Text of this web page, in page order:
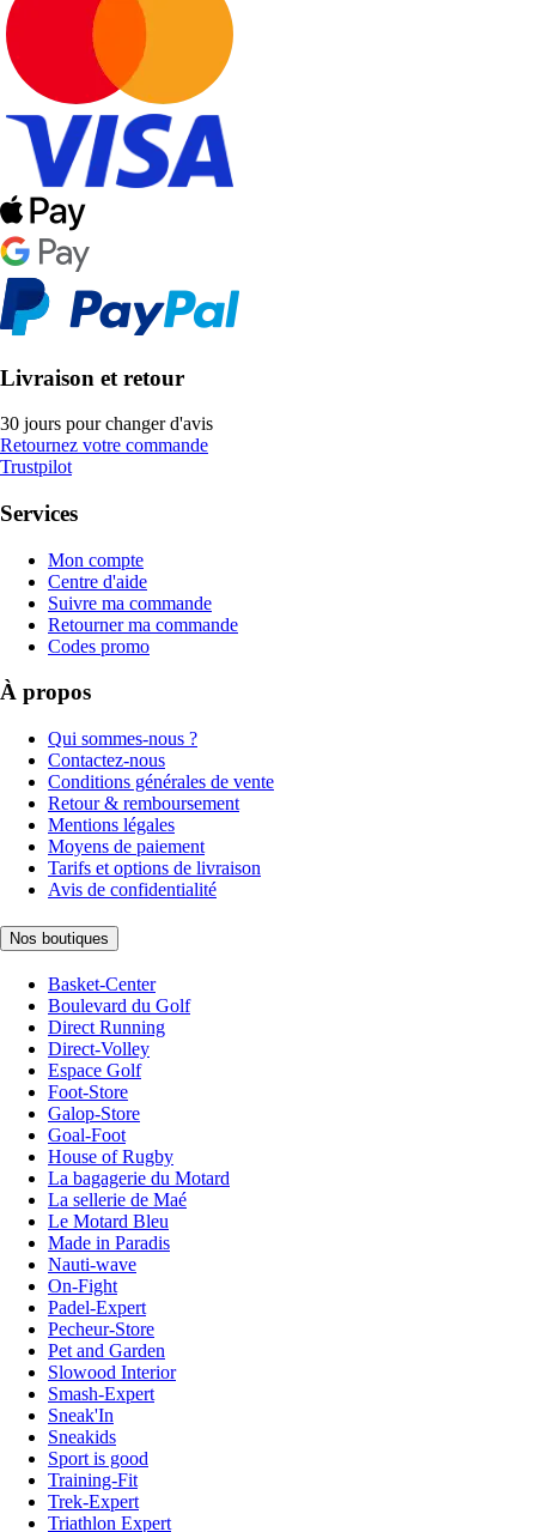
Livraison et retour
30 jours pour changer d'avis
Retournez votre commande
Trustpilot
Services
Mon compte
Centre d'aide
Suivre ma commande
Retourner ma commande
Codes promo
À propos
Qui sommes-nous ?
Contactez-nous
Conditions générales de vente
Retour & remboursement
Mentions légales
Moyens de paiement
Tarifs et options de livraison
Avis de confidentialité
Nos boutiques
Basket-Center
Boulevard du Golf
Direct Running
Direct-Volley
Espace Golf
Foot-Store
Galop-Store
Goal-Foot
House of Rugby
La bagagerie du Motard
La sellerie de Maé
Le Motard Bleu
Made in Paradis
Nauti-wave
On-Fight
Padel-Expert
Pecheur-Store
Pet and Garden
Slowood Interior
Smash-Expert
Sneak'In
Sneakids
Sport is good
Training-Fit
Trek-Expert
Triathlon Expert